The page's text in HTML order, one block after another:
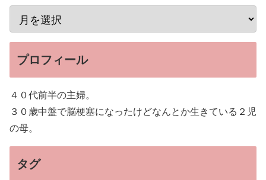
プロフィール
４０代前半の主婦。
３０歳中盤で脳梗塞になったけどなんとか生きている２児
の母。
タグ